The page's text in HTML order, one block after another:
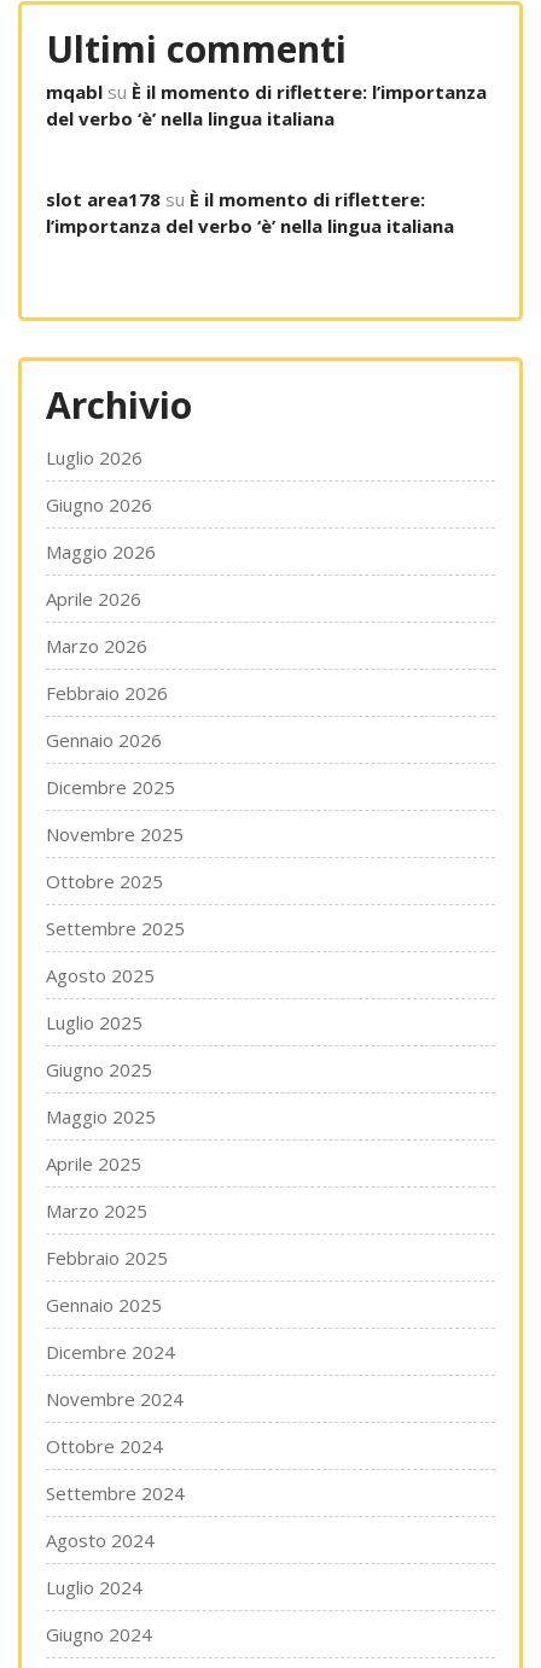
Ultimi commenti
mqabl su È il momento di riflettere: l’importanza
del verbo ‘è’ nella lingua italiana
slot area178 su È il momento di riflettere:
l’importanza del verbo ‘è’ nella lingua italiana
Archivio
Luglio 2026
Giugno 2026
Maggio 2026
Aprile 2026
Marzo 2026
Febbraio 2026
Gennaio 2026
Dicembre 2025
Novembre 2025
Ottobre 2025
Settembre 2025
Agosto 2025
Luglio 2025
Giugno 2025
Maggio 2025
Aprile 2025
Marzo 2025
Febbraio 2025
Gennaio 2025
Dicembre 2024
Novembre 2024
Ottobre 2024
Settembre 2024
Agosto 2024
Luglio 2024
Giugno 2024